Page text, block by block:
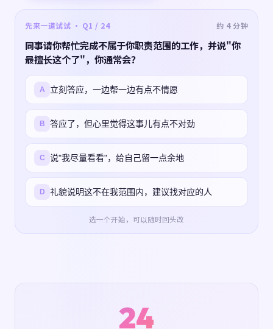
先来一道试试 · Q1 / 24 约 4 分钟
同事请你帮忙完成不属于你职责范围的工作，并说"你
最擅长这个了"，你通常会？
A 立刻答应，一边帮一边有点不情愿
B 答应了，但心里觉得这事儿有点不对劲
C 说"我尽量看看"，给自己留一点余地
D 礼貌说明这不在我范围内，建议找对应的人
选一个开始，可以随时回头改
24